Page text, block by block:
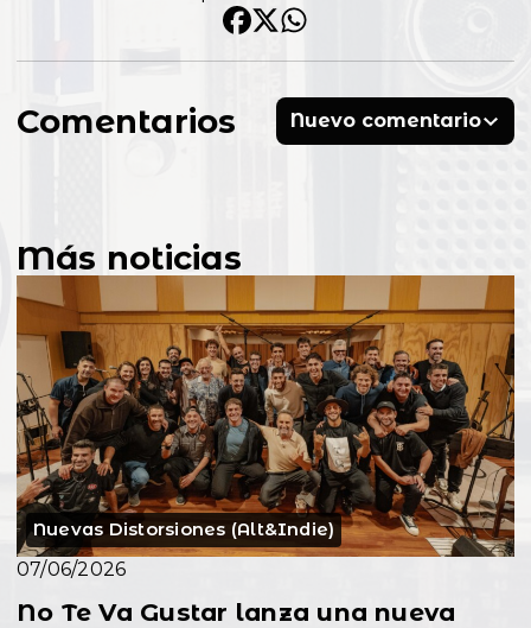
Comentarios Nuevo comentario
Más noticias
Nuevas Distorsiones (Alt&Indie)
07/06/2026
No Te Va Gustar lanza una nueva